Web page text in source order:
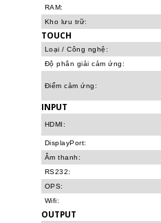
RAM:
Kho lưu trữ:
TOUCH
Loại / Công nghệ:
Độ phân giải cảm ứng:
Điểm cảm ứng:
INPUT
HDMI:
DisplayPort:
Âm thanh:
RS232:
OPS:
Wifi:
OUTPUT